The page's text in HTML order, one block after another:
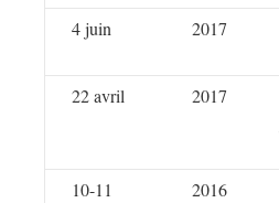
4 juin
2017
22 avril
2017
10-11
2016